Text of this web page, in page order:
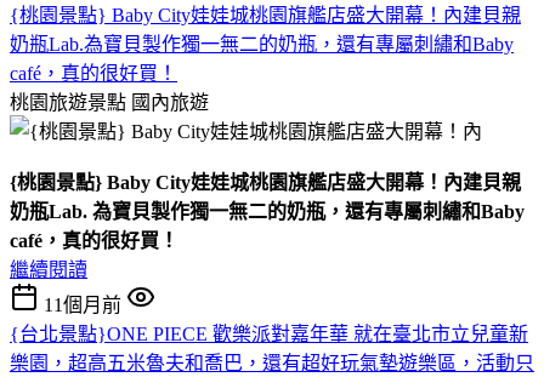
{桃園景點} Baby City娃娃城桃園旗艦店盛大開幕！內建貝親
奶瓶Lab.為寶貝製作獨一無二的奶瓶，還有專屬刺繡和Baby
café，真的很好買！
桃園旅遊景點 國內旅遊
{桃園景點} Baby City娃娃城桃園旗艦店盛大開幕！內建貝親
奶瓶Lab. 為寶貝製作獨一無二的奶瓶，還有專屬刺繡和Baby
café，真的很好買！
繼續閱讀
11個月前
{台北景點}ONE PIECE 歡樂派對嘉年華 就在臺北市立兒童新
樂園，超高五米魯夫和喬巴，還有超好玩氣墊遊樂區，活動只